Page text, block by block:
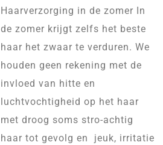
Haarverzorging in de zomer In
de zomer krijgt zelfs het beste
haar het zwaar te verduren. We
houden geen rekening met de
invloed van hitte en
luchtvochtigheid op het haar
met droog soms stro-achtig
haar tot gevolg en jeuk, irritatie